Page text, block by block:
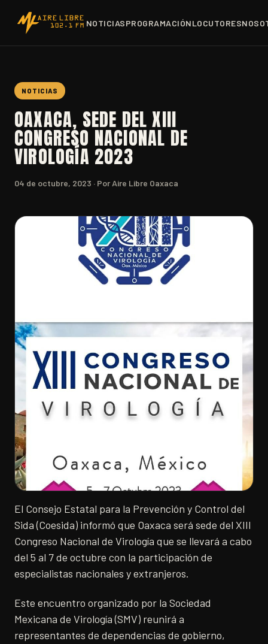
NOTICIASPROGRAMACIÓNLOCUTORES
NOTICIAS
OAXACA, SEDE DEL XIII
CONGRESO NACIONAL DE
VIROLOGÍA 2023
04 de octubre, 2023 · Por Aire Libre Oaxaca
El Consejo Estatal para la Prevención y Control del
Sida (Coesida) informó que Oaxaca será sede del XIII
Congreso Nacional de Virología que se llevará a cabo
del 5 al 7 de octubre con la participación de
especialistas nacionales y extranjeros.
Este encuentro organizado por la Sociedad
Mexicana de Virología (SMV) reunirá a
representantes de dependencias de gobierno,